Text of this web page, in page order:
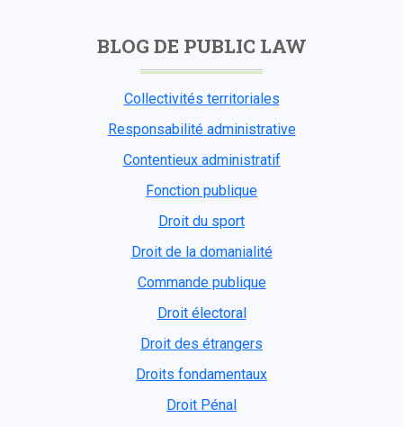
BLOG DE PUBLIC LAW
Collectivités territoriales
Responsabilité administrative
Contentieux administratif
Fonction publique
Droit du sport
Droit de la domanialité
Commande publique
Droit électoral
Droit des étrangers
Droits fondamentaux
Droit Pénal